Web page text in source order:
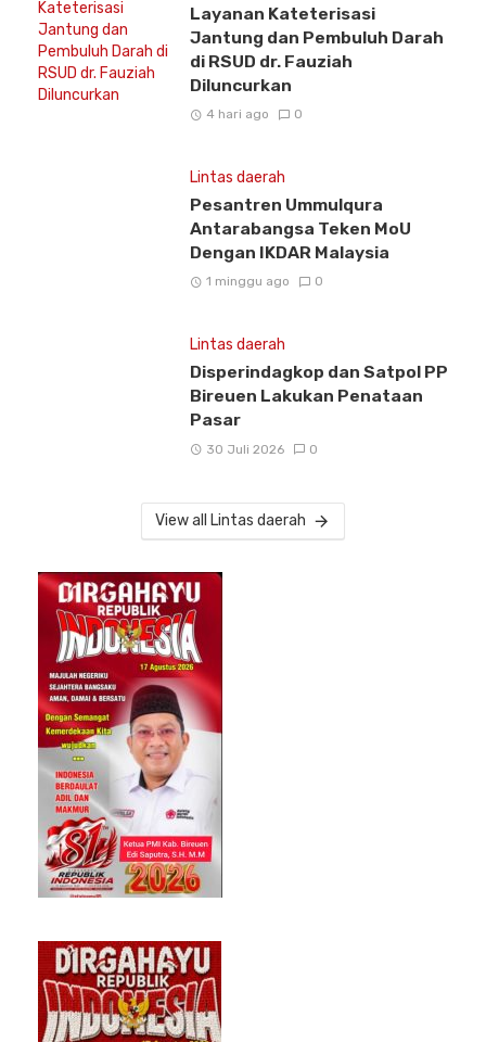
Layanan Kateterisasi
Jantung dan Pembuluh Darah
di RSUD dr. Fauziah
Diluncurkan
4 hari ago 0
Lintas daerah
Pesantren Ummulqura
Antarabangsa Teken MoU
Dengan IKDAR Malaysia
1 minggu ago 0
Lintas daerah
Disperindagkop dan Satpol PP
Bireuen Lakukan Penataan
Pasar
30 Juli 2026 0
View all Lintas daerah